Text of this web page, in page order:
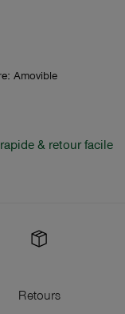
: Amovible
& retour facile
Retours